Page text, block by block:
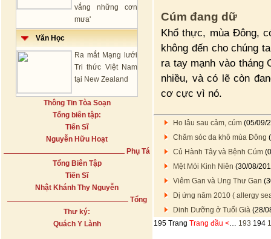
vắng những cơn
mưa'
Văn Học
Ra mắt Mạng lưới
Tri thức Việt Nam
tại New Zealand
Thông Tin Tòa Soạn
Tổng biên tập:
Tiến Sĩ
Nguyễn Hữu Hoạt
Phụ Tá
Tổng Biên Tập
Tiến Sĩ
Nhật Khánh Thy Nguyễn
Tổng
Thư ký:
Quách Y Lành
Cúm đang dữ
Khổ thực, mùa Đông,
không đến cho chúng
ra tay mạnh vào tháng
nhiều, và có lẽ còn
cơ cực vì nó.
Ho lâu sau cảm, cúm (05/09/
Chăm sóc da khô mùa Ðông
Củ Hành Tây và Bệnh Cúm
Mệt Mỏi Kinh Niên (30/08/
Viêm Gan và Ung Thư Gan
Dị ứng năm 2010 ( allergy
Dinh Dưỡng ở Tuổi Già (28/
195 Trang Trang đầu <… 193 194